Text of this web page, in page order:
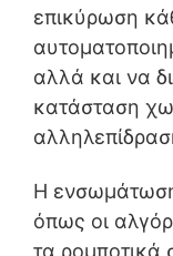
επικύρωση
αλλά και να
κατάσταση
Η
όπως οι
τα ρομποτικά